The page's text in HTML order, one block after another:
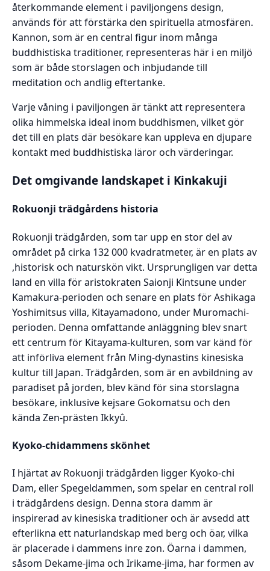
återkommande element i paviljongens design,
används för att förstärka den spirituella atmosfären.
Kannon, som är en central figur inom många
buddhistiska traditioner, representeras här i en miljö
som är både storslagen och inbjudande till
meditation och andlig eftertanke.
Varje våning i paviljongen är tänkt att representera
olika himmelska ideal inom buddhismen, vilket gör
det till en plats där besökare kan uppleva en djupare
kontakt med buddhistiska läror och värderingar.
Det omgivande landskapet i Kinkakuji
Rokuonji trädgårdens historia
Rokuonji trädgården, som tar upp en stor del av
området på cirka 132 000 kvadratmeter, är en plats av
,historisk och naturskön vikt. Ursprungligen var detta
land en villa för aristokraten Saionji Kintsune under
Kamakura-perioden och senare en plats för Ashikaga
Yoshimitsus villa, Kitayamadono, under Muromachi-
perioden. Denna omfattande anläggning blev snart
ett centrum för Kitayama-kulturen, som var känd för
att införliva element från Ming-dynastins kinesiska
kultur till Japan. Trädgården, som är en avbildning av
paradiset på jorden, blev känd för sina storslagna
besökare, inklusive kejsare Gokomatsu och den
kända Zen-prästen Ikkyû.
Kyoko-chidammens skönhet
I hjärtat av Rokuonji trädgården ligger Kyoko-chi
Dam, eller Spegeldammen, som spelar en central roll
i trädgårdens design. Denna stora damm är
inspirerad av kinesiska traditioner och är avsedd att
efterlikna ett naturlandskap med berg och öar, vilka
är placerade i dammens inre zon. Öarna i dammen,
såsom Dekame-jima och Irikame-jima, har formen av